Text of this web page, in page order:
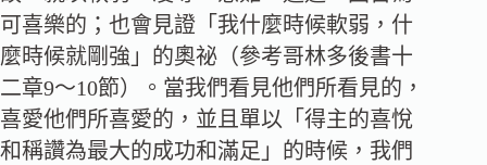
可喜樂的；也會見證「我什麼時候軟弱，什
麼時候就剛強」的奧祕（參考哥林多後書十
二章9～10節）。當我們看見他們所看見的，
喜愛他們所喜愛的，並且單以「得主的喜悅
和稱讚為最大的成功和滿足」的時候，我們